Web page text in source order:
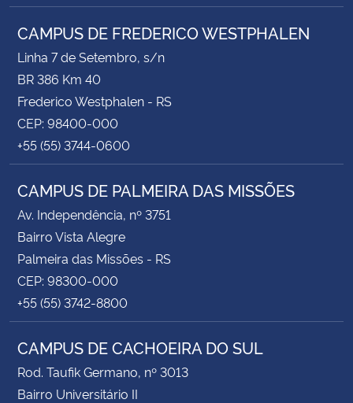
CAMPUS DE FREDERICO WESTPHALEN
Linha 7 de Setembro, s/n
BR 386 Km 40
Frederico Westphalen - RS
CEP: 98400-000
+55 (55) 3744-0600
CAMPUS DE PALMEIRA DAS MISSÕES
Av. Independência, nº 3751
Bairro Vista Alegre
Palmeira das Missões - RS
CEP: 98300-000
+55 (55) 3742-8800
CAMPUS DE CACHOEIRA DO SUL
Rod. Taufik Germano, nº 3013
Bairro Universitário II